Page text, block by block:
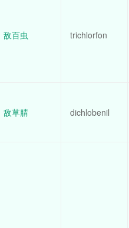
敌百虫 trichlorfon
敌草腈 dichlobenil